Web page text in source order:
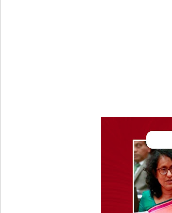
ஹிருணிகாவின் சிறைத்